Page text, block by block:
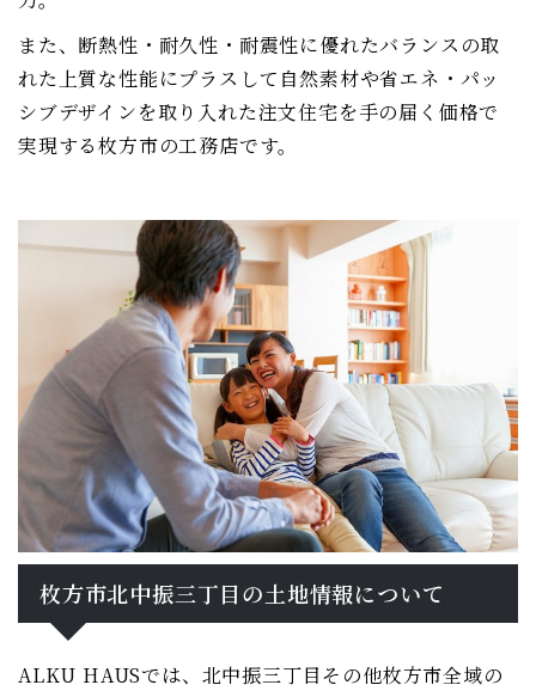
また、断熱性・耐久性・耐震性に優れたバランスの取
れた上質な性能にプラスして自然素材や省エネ・パッ
シブデザインを取り入れた注文住宅を手の届く価格で
実現する枚方市の工務店です。
枚方市北中振三丁目の土地情報について
ALKU HAUSでは、北中振三丁目その他枚方市全域の